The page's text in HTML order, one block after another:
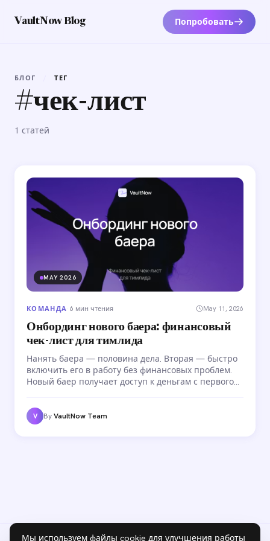
VaultNow Blog Попробовать
БЛОГ ТЕГ
#чек-лист
1 статей
MAY 2026
КОМАНДА· 6 мин чтения May 11, 2026
Онбординг нового баера: финансовый
чек-лист для тимлида
Нанять баера — половина дела. Вторая — быстро
включить его в работу без финансовых проблем.
Новый баер получает доступ к деньгам с первого
от первого дня до первой выплаты.
V ByVaultNow Team
Мы используем файлы cookie для улучшения работы